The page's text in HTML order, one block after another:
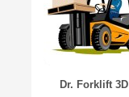
Dr. Forklift 3D